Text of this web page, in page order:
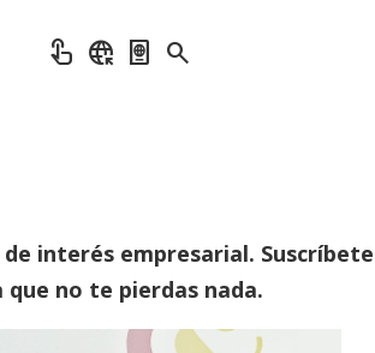
touch_app captive_portal passport search
interés empresarial. Suscríbete
no te pierdas nada.